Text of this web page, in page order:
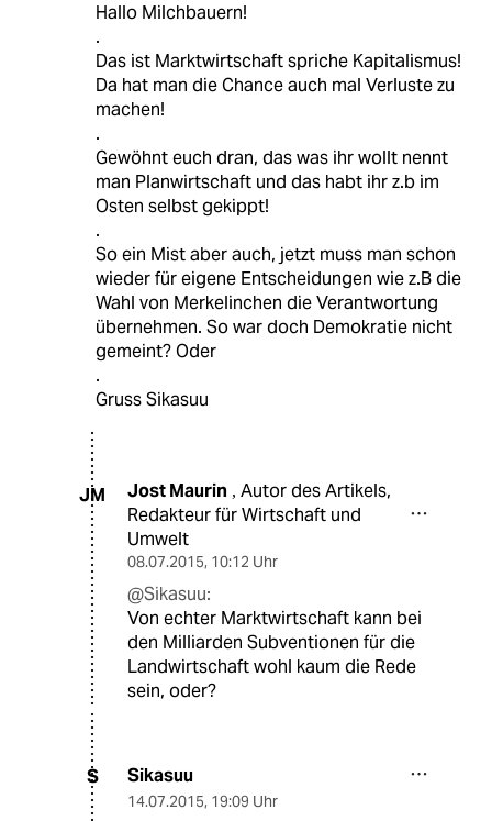
Hallo Milchbauern!
.
Das ist Marktwirtschaft spriche Kapitalismus!
Da hat man die Chance auch mal Verluste zu
machen!
.
Gewöhnt euch dran, das was ihr wollt nennt
man Planwirtschaft und das habt ihr z.b im
Osten selbst gekippt!
.
So ein Mist aber auch, jetzt muss man schon
wieder für eigene Entscheidungen wie z.B die
Wahl von Merkelinchen die Verantwortung
übernehmen. So war doch Demokratie nicht
gemeint? Oder
.
Gruss Sikasuu
JM Jost Maurin , Autor des Artikels,
Redakteur für Wirtschaft und
Umwelt
08.07.2015, 10:12 Uhr
@Sikasuu:
Von echter Marktwirtschaft kann bei
den Milliarden Subventionen für die
Landwirtschaft wohl kaum die Rede
sein, oder?
S Sikasuu
14.07.2015, 19:09 Uhr